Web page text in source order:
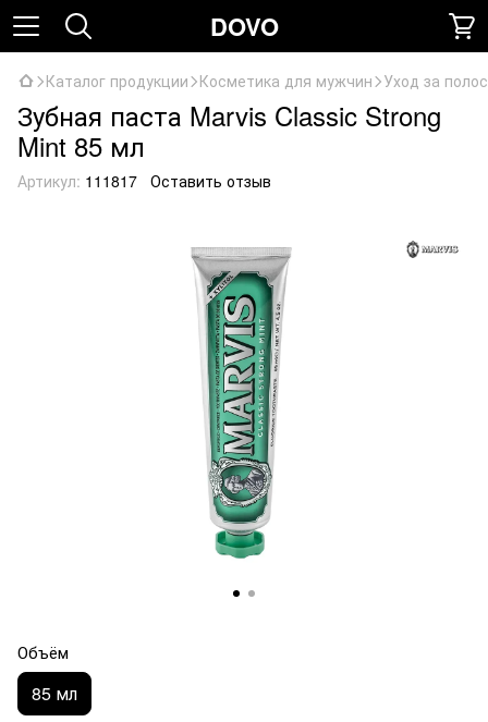
DOVO
Каталог продукции Косметика для мужчин Уход за
Зубная паста Marvis Classic Strong
Mint 85 мл
Артикул: 111817 Оставить отзыв
Объём
85 мл